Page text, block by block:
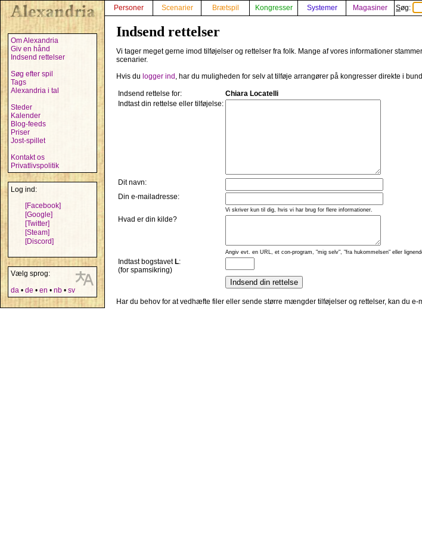
Om Alexandria
Giv en hånd
Indsend rettelser
Søg efter spil
Tags
Alexandria i tal
Steder
Kalender
Blog-feeds
Priser
Jost-spillet
Kontakt os
Privatlivspolitik
Log ind:
[Facebook]
[Google]
[Twitter]
[Steam]
[Discord]
Vælg sprog:
da • de • en • nb • sv
Personer Scenarier Brætspil Kongresser Systemer Magasiner Søg:
Indsend rettelser
Vi tager meget gerne imod tilføjelser og rettelser fra folk. Mange af vores informationer
scenarier.
Hvis du logger ind , har du muligheden for selv at tilføje arrangører på kongresser direkte i
Indsend rettelse for:
Chiara Locatelli
Indtast din rettelse eller tilføjelse:
Dit navn:
Din e-mailadresse:
Vi skriver kun til dig, hvis vi har brug for flere informationer.
Hvad er din kilde?
Angiv evt. en URL, et con-program, "mig selv", "fra hukommelsen" eller
Indtast bogstavet L:
(for spamsikring)
Har du behov for at vedhæfte filer eller sende større mængder tilføjelser og rettelser, kan du